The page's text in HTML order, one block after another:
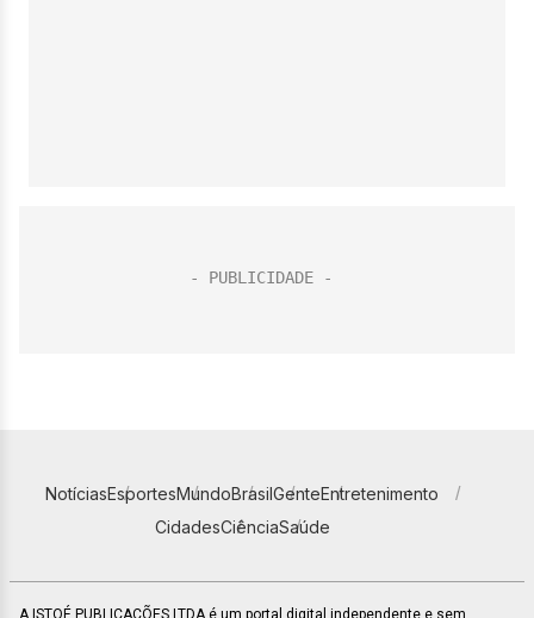
NotíciasEsportesMundoBrasilGenteEntretenimento
CidadesCiênciaSaúde
A ISTOÉ PUBLICAÇÕES LTDA é um portal digital independente e sem